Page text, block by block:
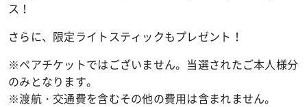
ス！
さらに、限定ライトスティックもプレゼント！
※ペアチケットではございません。当選されたご本人様分
のみとなります。
※渡航・交通費を含むその他の費用は含まれません。